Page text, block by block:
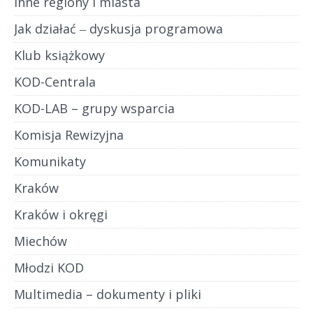
Jak działać ‒ dyskusja programowa
Klub książkowy
KOD-Centrala
KOD-LAB – grupy wsparcia
Komisja Rewizyjna
Komunikaty
Kraków
Kraków i okręgi
Miechów
Młodzi KOD
Multimedia – dokumenty i pliki